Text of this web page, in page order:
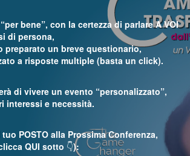
bene”, con la certezza di parlare A VOI
di persona,
preparato un breve questionario,
a risposte multiple (basta un click).
di vivere un evento “personalizzato”,
interessi e necessità.
tuo POSTO alla Prossima Conferenza,
QUI sotto 👇):